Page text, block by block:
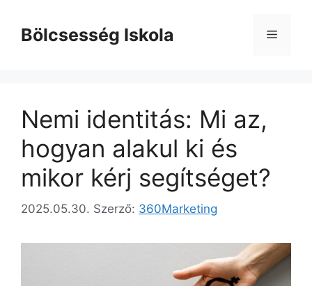
tartalomba
Bölcsesség Iskola Menü
Nemi identitás: Mi az,
hogyan alakul ki és
mikor kérj segítséget?
2025.05.30. Szerző: 360Marketing